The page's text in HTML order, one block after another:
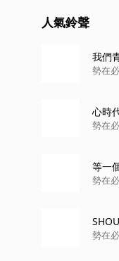
人氣鈴聲
我們
心時
等一